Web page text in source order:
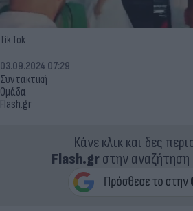
Tik Tok
Συντακτική
Ομάδα
Flash.gr
03.09.2024 07:29
Κάνε κλικ και δες
Flash.grστην αναζήτηση